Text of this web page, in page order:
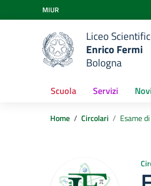
Vai ai contenuti
Vai al menu di navigazione
Vai al footer
MIUR
Liceo
Enrico Fermi
Bologna
Scuola Servizi
Home Circolari Esame